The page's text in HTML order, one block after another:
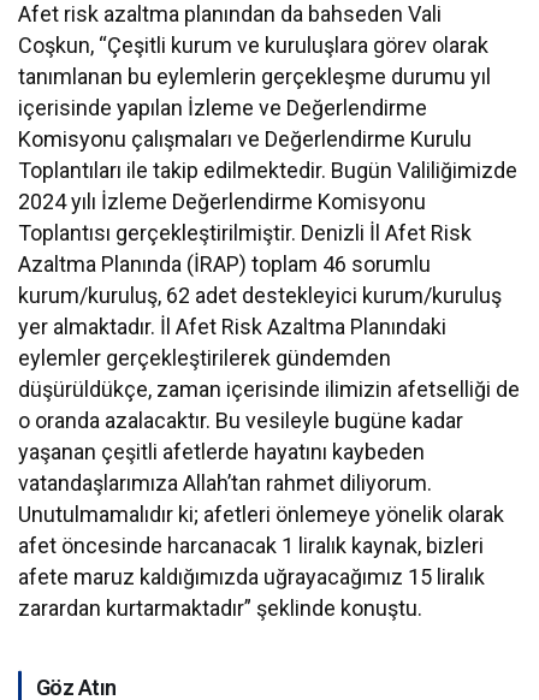
Afet risk azaltma planından da bahseden Vali
Coşkun, “Çeşitli kurum ve kuruluşlara görev olarak
tanımlanan bu eylemlerin gerçekleşme durumu yıl
içerisinde yapılan İzleme ve Değerlendirme
Komisyonu çalışmaları ve Değerlendirme Kurulu
Toplantıları ile takip edilmektedir. Bugün Valiliğimizde
2024 yılı İzleme Değerlendirme Komisyonu
Toplantısı gerçekleştirilmiştir. Denizli İl Afet Risk
Azaltma Planında (İRAP) toplam 46 sorumlu
kurum/kuruluş, 62 adet destekleyici kurum/kuruluş
yer almaktadır. İl Afet Risk Azaltma Planındaki
eylemler gerçekleştirilerek gündemden
düşürüldükçe, zaman içerisinde ilimizin afetselliği de
o oranda azalacaktır. Bu vesileyle bugüne kadar
yaşanan çeşitli afetlerde hayatını kaybeden
vatandaşlarımıza Allah’tan rahmet diliyorum.
Unutulmamalıdır ki; afetleri önlemeye yönelik olarak
afet öncesinde harcanacak 1 liralık kaynak, bizleri
afete maruz kaldığımızda uğrayacağımız 15 liralık
zarardan kurtarmaktadır” şeklinde konuştu.
Göz Atın